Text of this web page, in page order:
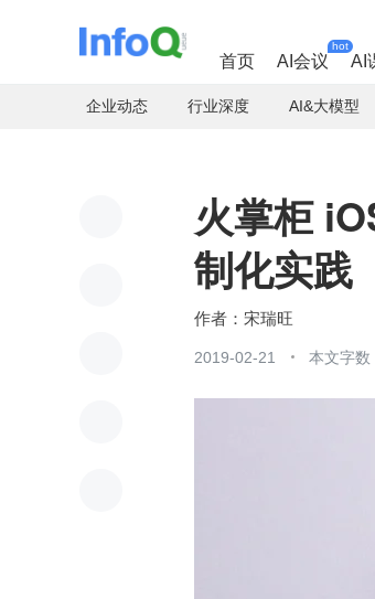
首页 AI会议
hot
AI
企业动态 行业深度 AI&大模型
火掌柜
制化实践
宋瑞旺
2019-02-21 本文字